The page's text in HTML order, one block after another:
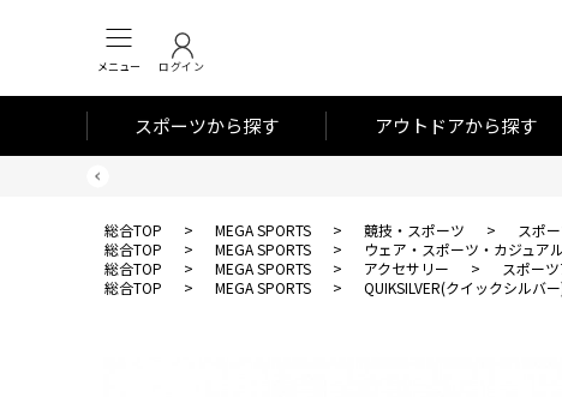
メニュー ログイン
スポーツから探す アウトドアから探す
総合TOP > MEGA SPORTS > 競技・スポーツ > スポ
総合TOP
> MEGA SPORTS > ウェア・スポーツ・カジュアル
総合TOP
> MEGA SPORTS > アクセサリー > スポー
総合TOP
> MEGA SPORTS > QUIKSILVER(クイックシルバ